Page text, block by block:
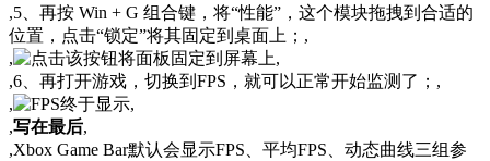
,5、再按 Win + G 组合键，将“性能”，这个模块拖拽到合适的
位置，点击“锁定”将其固定到桌面上；,
,
,
,6、再打开游戏，切换到FPS，就可以正常开始监测了；,
,
,
,写在最后,
,Xbox Game Bar默认会显示FPS、平均FPS、动态曲线三组参